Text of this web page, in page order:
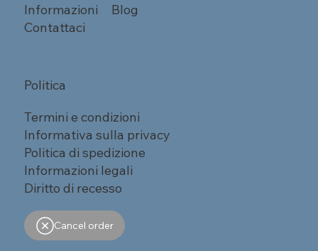
Informazioni
Blog
Contattaci
Politica
Termini e condizioni
Informativa sulla privacy
Politica di spedizione
Informazioni legali
Diritto di recesso
Cancel order